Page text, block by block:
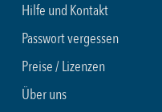
Hilfe und Kontakt
Passwort vergessen
Preise / Lizenzen
Über uns